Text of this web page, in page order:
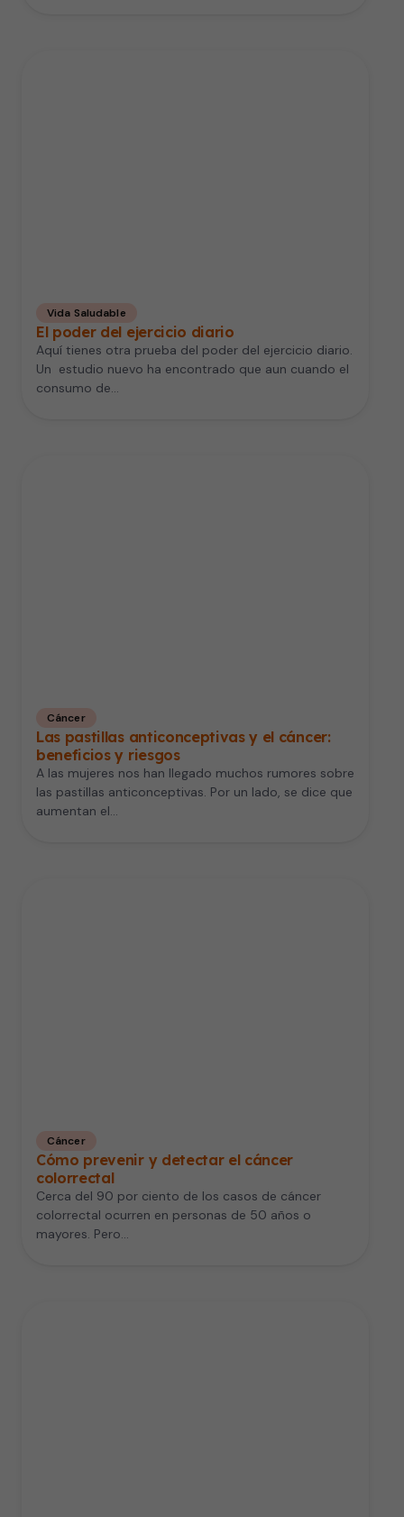
Vida Saludable
El poder del ejercicio diario
Aquí tienes otra prueba del poder del ejercicio diario.
Un estudio nuevo ha encontrado que aun cuando el
consumo de…
Cáncer
Las pastillas anticonceptivas y el cáncer:
beneficios y riesgos
A las mujeres nos han llegado muchos rumores sobre
las pastillas anticonceptivas. Por un lado, se dice que
aumentan el…
Cáncer
Cómo prevenir y detectar el cáncer
colorrectal
Cerca del 90 por ciento de los casos de cáncer
colorrectal ocurren en personas de 50 años o
mayores. Pero…